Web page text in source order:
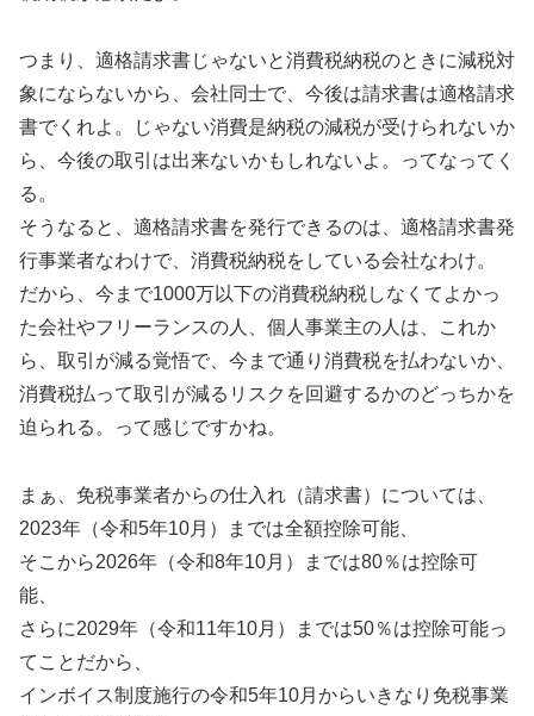
つまり、適格請求書じゃないと消費税納税のときに減税対
象にならないから、会社同士で、今後は請求書は適格請求
書でくれよ。じゃない消費是納税の減税が受けられないか
ら、今後の取引は出来ないかもしれないよ。ってなってく
る。
そうなると、適格請求書を発行できるのは、適格請求書発
行事業者なわけで、消費税納税をしている会社なわけ。
だから、今まで1000万以下の消費税納税しなくてよかっ
た会社やフリーランスの人、個人事業主の人は、これか
ら、取引が減る覚悟で、今まで通り消費税を払わないか、
消費税払って取引が減るリスクを回避するかのどっちかを
迫られる。って感じですかね。
まぁ、免税事業者からの仕入れ（請求書）については、
2023年（令和5年10月）までは全額控除可能、
そこから2026年（令和8年10月）までは80％は控除可
能、
さらに2029年（令和11年10月）までは50％は控除可能っ
てことだから、
インボイス制度施行の令和5年10月からいきなり免税事業